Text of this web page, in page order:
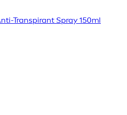
Transpirant Spray 150ml